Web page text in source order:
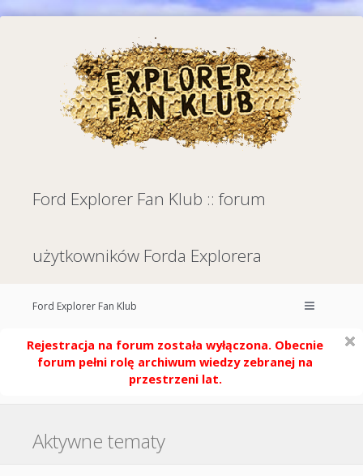
Ford Explorer Fan Klub :: forum
użytkowników Forda Explorera
Ford Explorer Fan Klub
Rejestracja na forum została wyłączona. Obecnie
forum pełni rolę archiwum wiedzy zebranej na
przestrzeni lat.
Aktywne tematy